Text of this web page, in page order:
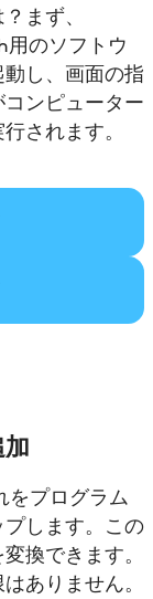
まず、
のソフトウ
し、画面の指
ンピューター
されます。
をプログラム
します。この
換できます。
ありません。